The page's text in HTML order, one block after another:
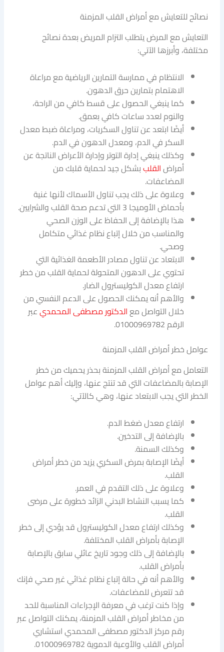
نصائح للتعايش مع أمراض القلب المزمنة
التعايش مع المرض يتطلب التزام المريض بعدة نصائح
مختلفة، وأبرزها الآتي:
الانتظام في ممارسة التمارين الرياضية مع مراعاة
الاهتمام بتمارين حرق الدهون.
كما ينبغي الحصول على قسط كافي من الراحة،
والنوم لعدد ساعات كافي بعمق.
أيضًا ابتعد عن تناول السكريات، ومراعاة ضبط معدل
السكر في الدم، ومعدل الدهون في الدم.
وكذلك ينبغي إدارة التوتر وإدارة الأعراض الناتجة عن
أمراضالقلببشكل جيد لحماية قلبك من
المضاعفات.
وعلاوة على ذلك يجب تناول الأسماك لأنها غنية
بأحماض الأوميجا 3 التي تدعم صحة القلب والشرايين.
هذا بالإضافة إلى الحفاظ على الوزن الصحي
والمناسب من خلال إتباع نظام غذائي متكامل
وصحي.
الابتعاد عن تناول مصادر الأطعمة الغذائية التي
تحتوي على الدهون المتحولة لحماية القلب من خطر
ارتفاع معدل الكوليسترول الضار.
والأهم أنه يمكنك الحصول على الدعم النفسي من
خلال التواصل معالدكتور مصطفى المحمديعبر
الرقم 01000969782.
عوامل خطر أمراض القلب المزمنة
التعامل مع أمراض القلب المزمنة بحذر يحميك من خطر
الإصابة بالمضاعفات التي قد تنتج عنها، وإليك أهم عوامل
الخطر التي يجب الابتعاد عنها، وهي كالآتي:
ارتفاع معدل ضغط الدم.
بالإضافة إلى التدخين.
وكذلك السمنة.
أيضًا الإصابة بمرض السكري يزيد من خطر أمراض
القلب.
وعلاوة على ذلك التقدم في العمر.
كما يسبب النشاط البدني الزائد خطورة على مرضى
القلب.
وكذلك ارتفاع معدل الكوليسترول قد يؤدي إلى خطر
الإصابة بأمراض القلب المختلفة.
بالإضافة إلى ذلك وجود تاريخ عائلي سابق بالإصابة
بأمراض القلب.
والأهم أنه في حالة إتباع نظام غذائي غير صحي فإنك
قد تتعرض للمضاعفات.
وإذا كنت ترغب في معرفة الإجراءات المناسبة للحد
من مخاطر أمراض القلب المزمنة، يمكنك التواصل عبر
رقم مركز الدكتور مصطفى المحمدي استشاري
أمراض القلب والأوعية الدموية 01000969782.